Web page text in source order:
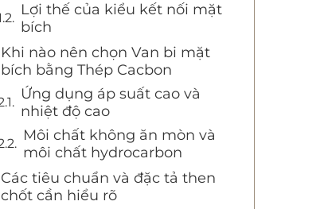
Lợi thế của kiểu kết nối mặt
bích
Khi nào nên chọn Van bi mặt
bích bằng Thép Cacbon
Ứng dụng áp suất cao và
nhiệt độ cao
Môi chất không ăn mòn và
môi chất hydrocarbon
Các tiêu chuẩn và đặc tả then
chốt cần hiểu rõ